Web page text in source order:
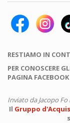
RESTIAMO IN
PER CONOSCERE
PAGINA FACEBOOK
Inviato daJacopo Fo
Il Gruppo